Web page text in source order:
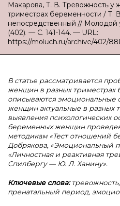
Макарова, Т. В. Тревожность у
триместрах беременности / Т.
непосредственный //
(402). — С. 141-144. — URL:
https://moluch.ru/archive/402/
В статье рассматривается
женщин в разных триместрах
описываются эмоциональные
женщин актуальные в разных
выявления психологических
беременных женщин
методикам «Тест отношений
Добрякова, «Эмоциональный
«Личностная и реактивная
Спилбергу — Ю. Л. Ханину».
Ключевые слова:
пренатальный период,